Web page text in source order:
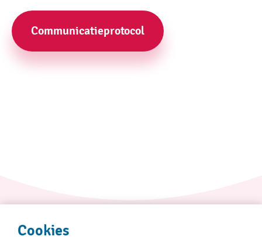
Communicatieprotocol
Cookies